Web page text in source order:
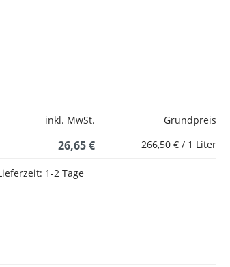
inkl. MwSt.
Grundpreis
26,65 € 266,50 € / 1 Liter
1-2 Tage